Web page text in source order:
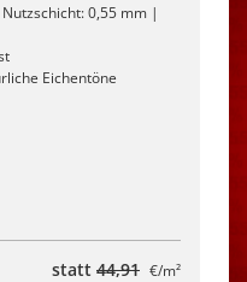
0,55 mm |
Eichentöne
statt 44,91 €/m²